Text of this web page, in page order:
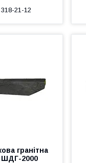
21-12
гранітна
ШДГ-2000